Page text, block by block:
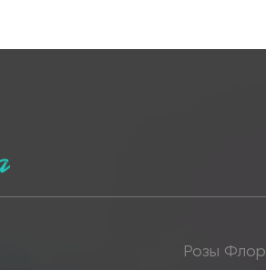
Розы